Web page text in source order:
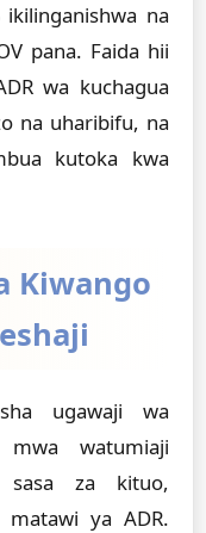
ikilinganishwa na
pana. Faida hii
wa kuchagua
na uharibifu, na
kutoka kwa
Kiwango
ugawaji wa
watumiaji
za kituo,
ya ADR.